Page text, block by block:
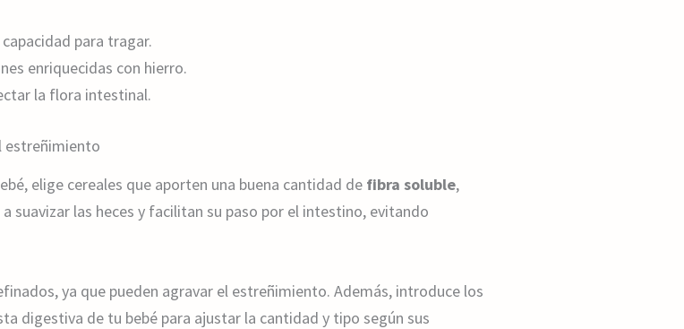
para tragar.
enriquecidas con hierro.
la flora intestinal.
estreñimiento
elige cereales que aporten una buena cantidad de fibra soluble,
suavizar las heces y facilitan su paso por el intestino, evitando
ya que pueden agravar el estreñimiento. Además, introduce los
digestiva de tu bebé para ajustar la cantidad y tipo según sus